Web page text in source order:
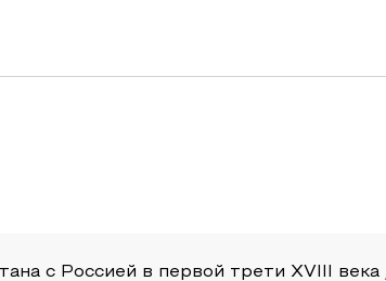
с Россией в первой трети XVIII